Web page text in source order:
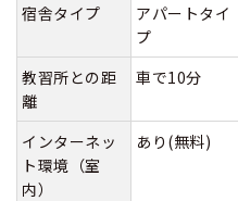
宿舎タイプ
アパートタイ
プ
教習所との距
離
車で10分
インターネッ
ト環境（室
内）
あり(無料)